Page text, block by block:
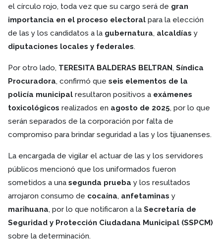
el círculo rojo, toda vez que su cargo será de gran
importancia en el proceso electoral para la elección
de las y los candidatos a la gubernatura, alcaldías y
diputaciones locales y federales.
Por otro lado, TERESITA BALDERAS BELTRAN, Síndica
Procuradora, confirmó que seis elementos de la
policía municipal resultaron positivos a exámenes
toxicológicos realizados en agosto de 2025, por lo que
serán separados de la corporación por falta de
compromiso para brindar seguridad a las y los tijuanenses.
La encargada de vigilar el actuar de las y los servidores
públicos mencionó que los uniformados fueron
sometidos a una segunda prueba y los resultados
arrojaron consumo de cocaína, anfetaminas y
marihuana, por lo que notificaron a la Secretaría de
Seguridad y Protección Ciudadana Municipal (SSPCM)
sobre la determinación.